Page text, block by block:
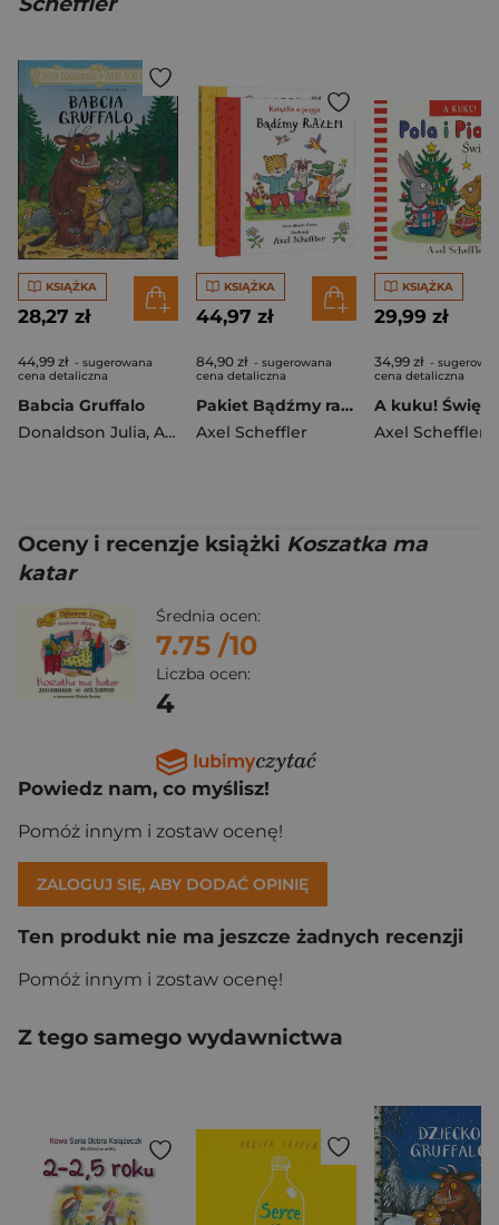
KSIĄŻKA
28,27 zł
44,99 zł - sugerowana
cena detaliczna
Babcia Gruffalo
Donaldson Julia, Axel Scheffler
KSIĄŻKA
44,97 zł
84,90 zł - sugerowana
cena detaliczna
Pakiet Bądźmy razem. Książka o przyjaźni / Dobry, przyjazny świat
Axel Scheffler
KSIĄŻKA
29,99 zł
34,99 zł -
cena detaliczna
Axel Scheffler
Oceny i recenzje książki Koszatka ma
katar
Średnia ocen:
7.75 /10
Liczba ocen:
4
Powiedz nam, co myślisz!
Pomóż innym i zostaw ocenę!
ZALOGUJ SIĘ, ABY DODAĆ OPINIĘ
Ten produkt nie ma jeszcze żadnych recenzji
Pomóż innym i zostaw ocenę!
Z tego samego wydawnictwa